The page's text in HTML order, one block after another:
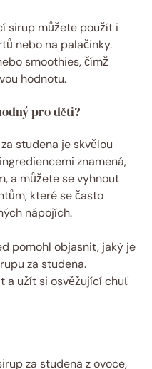
sirup můžete použít i
nebo na palačinky.
smoothies, čímž
hodnotu.
pro děti?
studena je skvělou
znamená,
a můžete se vyhnout
které se často
nápojích.
pomohl objasnit, jaký je
za studena.
a užít si osvěžující chuť
za studena z ovoce,